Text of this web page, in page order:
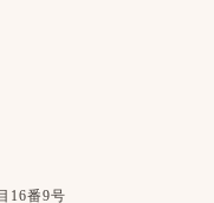
16番9号